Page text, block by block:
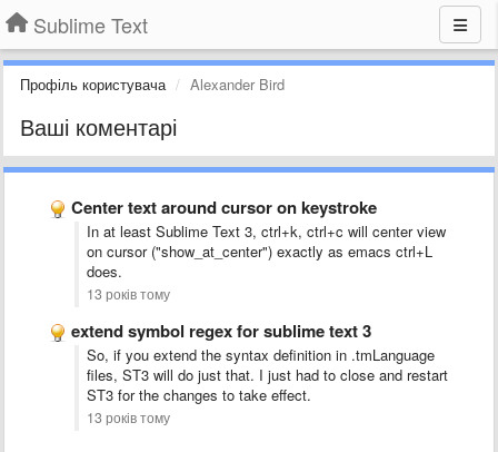
Sublime Text
Профіль користувача Alexander Bird
Ваші коментарі
Center text around cursor on keystroke
In at least Sublime Text 3, ctrl+k, ctrl+c will center view
on cursor ("show_at_center") exactly as emacs ctrl+L
does.
13 років тому
extend symbol regex for sublime text 3
So, if you extend the syntax definition in .tmLanguage
files, ST3 will do just that. I just had to close and restart
ST3 for the changes to take effect.
13 років тому